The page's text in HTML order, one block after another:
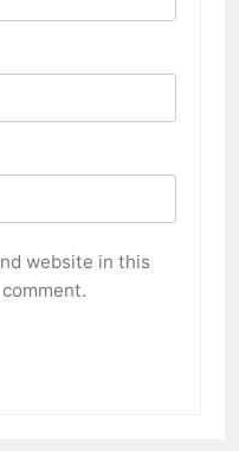
website in this